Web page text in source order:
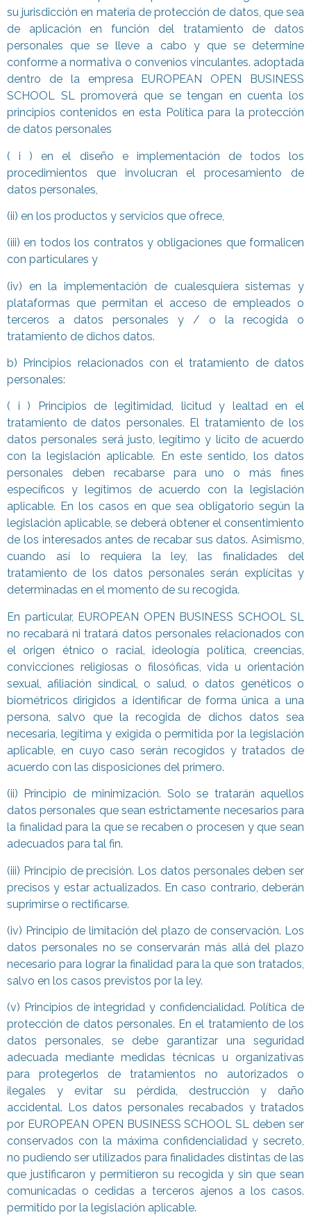
su jurisdicción en materia de protección de datos, que sea
de aplicación en función del tratamiento de datos
personales que se lleve a cabo y que se determine
conforme a normativa o convenios vinculantes. adoptada
dentro de la empresa EUROPEAN OPEN BUSINESS
SCHOOL SL promoverá que se tengan en cuenta los
principios contenidos en esta Política para la protección
de datos personales
( i ) en el diseño e implementación de todos los
procedimientos que involucran el procesamiento de
datos personales,
(ii) en los productos y servicios que ofrece,
(iii) en todos los contratos y obligaciones que formalicen
con particulares y
(iv) en la implementación de cualesquiera sistemas y
plataformas que permitan el acceso de empleados o
terceros a datos personales y / o la recogida o
tratamiento de dichos datos.
b) Principios relacionados con el tratamiento de datos
personales:
( i ) Principios de legitimidad, licitud y lealtad en el
tratamiento de datos personales. El tratamiento de los
datos personales será justo, legítimo y lícito de acuerdo
con la legislación aplicable. En este sentido, los datos
personales deben recabarse para uno o más fines
específicos y legítimos de acuerdo con la legislación
aplicable. En los casos en que sea obligatorio según la
legislación aplicable, se deberá obtener el consentimiento
de los interesados antes de recabar sus datos. Asimismo,
cuando así lo requiera la ley, las finalidades del
tratamiento de los datos personales serán explícitas y
determinadas en el momento de su recogida.
En particular, EUROPEAN OPEN BUSINESS SCHOOL SL
no recabará ni tratará datos personales relacionados con
el origen étnico o racial, ideología política, creencias,
convicciones religiosas o filosóficas, vida u orientación
sexual, afiliación sindical, o salud, o datos genéticos o
biométricos dirigidos a identificar de forma única a una
persona, salvo que la recogida de dichos datos sea
necesaria, legítima y exigida o permitida por la legislación
aplicable, en cuyo caso serán recogidos y tratados de
acuerdo con las disposiciones del primero.
(ii) Principio de minimización. Solo se tratarán aquellos
datos personales que sean estrictamente necesarios para
la finalidad para la que se recaben o procesen y que sean
adecuados para tal fin.
(iii) Principio de precisión. Los datos personales deben ser
precisos y estar actualizados. En caso contrario, deberán
suprimirse o rectificarse.
(iv) Principio de limitación del plazo de conservación. Los
datos personales no se conservarán más allá del plazo
necesario para lograr la finalidad para la que son tratados,
salvo en los casos previstos por la ley.
(v) Principios de integridad y confidencialidad. Política de
protección de datos personales. En el tratamiento de los
datos personales, se debe garantizar una seguridad
adecuada mediante medidas técnicas u organizativas
para protegerlos de tratamientos no autorizados o
ilegales y evitar su pérdida, destrucción y daño
accidental. Los datos personales recabados y tratados
por EUROPEAN OPEN BUSINESS SCHOOL SL deben ser
conservados con la máxima confidencialidad y secreto,
no pudiendo ser utilizados para finalidades distintas de las
que justificaron y permitieron su recogida y sin que sean
comunicadas o cedidas a terceros ajenos a los casos.
permitido por la legislación aplicable.